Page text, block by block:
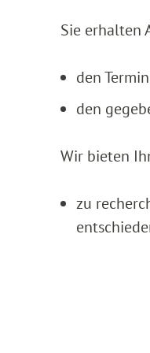
Sie erhalten
den
den
Wir bieten
zu